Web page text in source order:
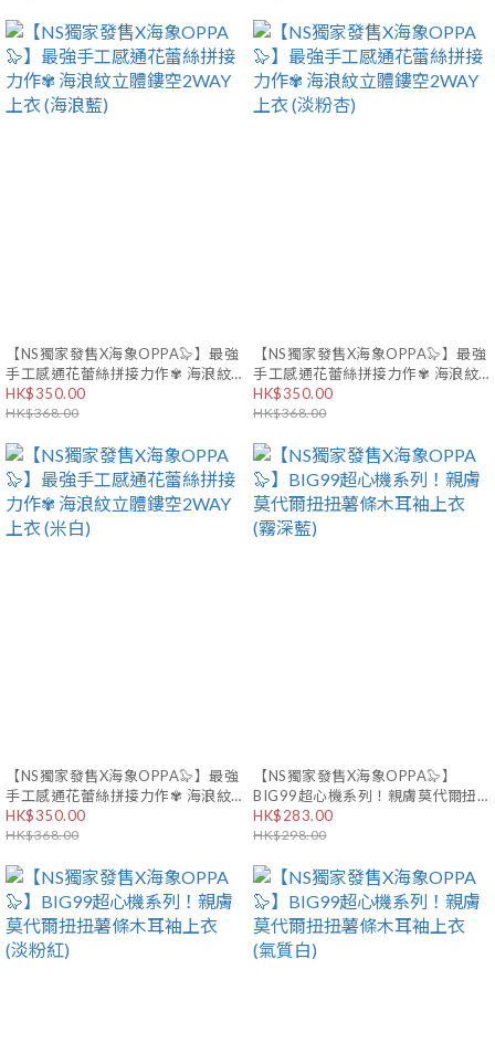
【NS獨家發售X海象OPPA🦭】最強
手工感通花蕾絲拼接力作✾ 海浪紋
立體鏤空2WAY上衣 (海浪藍)
HK$350.00
HK$368.00
【NS獨家發售X海象OPPA🦭】最強
手工感通花蕾絲拼接力作✾ 海浪紋
立體鏤空2WAY上衣 (淡粉杏)
HK$350.00
HK$368.00
【NS獨家發售X海象OPPA🦭】最強
手工感通花蕾絲拼接力作✾ 海浪紋
立體鏤空2WAY上衣 (米白)
HK$350.00
HK$368.00
【NS獨家發售X海象OPPA🦭】
BIG99超心機系列！親膚莫代爾扭
扭薯條木耳袖上衣 (霧深藍)
HK$283.00
HK$298.00